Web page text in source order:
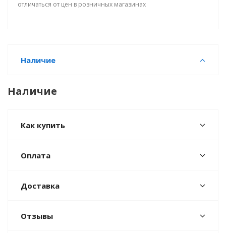
отличаться от цен в розничных магазинах
Наличие
Наличие
Как купить
Оплата
Доставка
Отзывы